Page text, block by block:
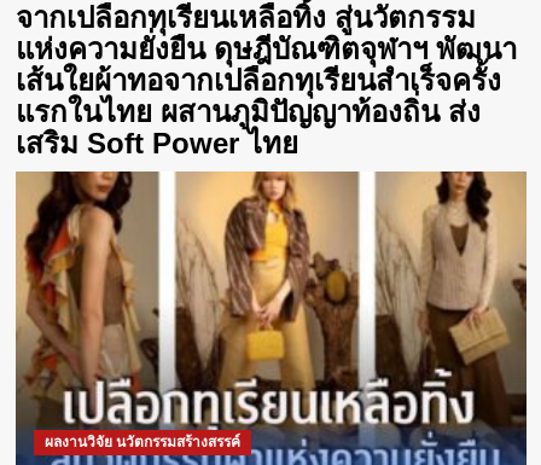
จากเปลือกทุเรียนเหลือทิ้ง สู่นวัตกรรม
แห่งความยั่งยืน ดุษฎีบัณฑิตจุฬาฯ พัฒนา
เส้นใยผ้าทอจากเปลือกทุเรียนสำเร็จครั้ง
แรกในไทย ผสานภูมิปัญญาท้องถิ่น ส่ง
เสริม Soft Power ไทย
ผลงานวิจัย นวัตกรรมสร้างสรรค์